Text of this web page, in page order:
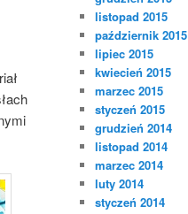
listopad 2015
październik 2015
lipiec 2015
kwiecień 2015
marzec 2015
styczeń 2015
grudzień 2014
listopad 2014
marzec 2014
luty 2014
styczeń 2014